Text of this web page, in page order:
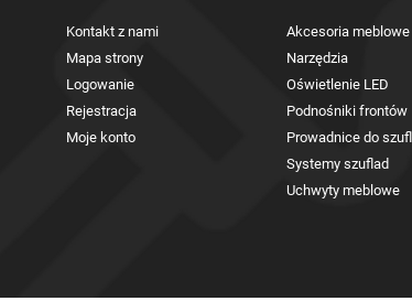
Kontakt z nami
Mapa strony
Logowanie
Rejestracja
Moje konto
Akcesoria meblowe
Narzędzia
Oświetlenie LED
Podnośniki frontów
Prowadnice do
Systemy szuflad
Uchwyty meblowe